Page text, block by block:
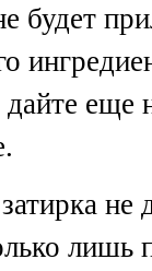
будет
еще
не
лишь